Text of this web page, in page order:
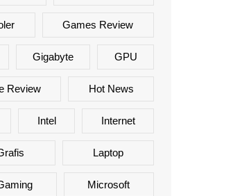
Games Review
Gigabyte GPU
Review Hot News
Intel Internet
Laptop
Microsoft